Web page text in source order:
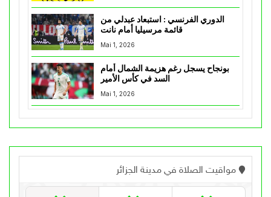
الدوري الفرنسي : استبعاد عبدلي من
قائمة مرسيليا أمام نانت
Mai 1, 2026
بونجاح يسجل رغم هزيمة الشمال أمام
السد في كأس الأمير
Mai 1, 2026